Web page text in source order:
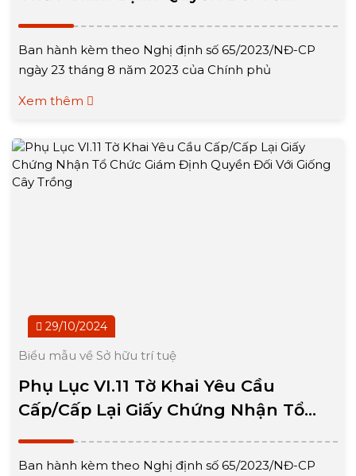
Ban hành kèm theo Nghị định số 65/2023/NĐ-CP
ngày 23 tháng 8 năm 2023 của Chính phủ
Xem thêm
29/10/2024
Biểu mẫu về Sở hữu trí tuệ
Phụ Lục VI.11 Tờ Khai Yêu Cầu
Cấp/Cấp Lại Giấy Chứng Nhận Tổ
Giống Cây Trồng
Ban hành kèm theo Nghị định số 65/2023/NĐ-CP